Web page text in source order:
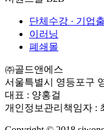
단체수강 · 기업
이러닝
폐쇄몰
㈜골드앤에스
서울특별시 영등포구
대표 : 양홍걸
개인정보관리책임자 :